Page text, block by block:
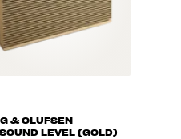
Beine aus Echtholz
Wand)
& OLUFSEN
LEVEL (GOLD)